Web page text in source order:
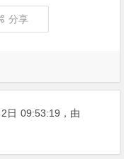
分享
日 09:53:19 ，由